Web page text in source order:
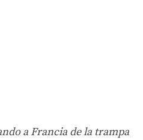
a Francia de la trampa